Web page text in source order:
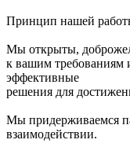
Принцип нашей
Мы открыты,
к вашим требованиям
эффективные
решения для
Мы придерживаемся
взаимодействии.